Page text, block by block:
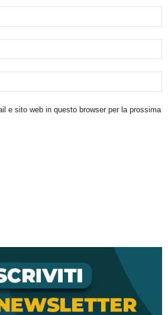
e sito web in questo browser per la prossima